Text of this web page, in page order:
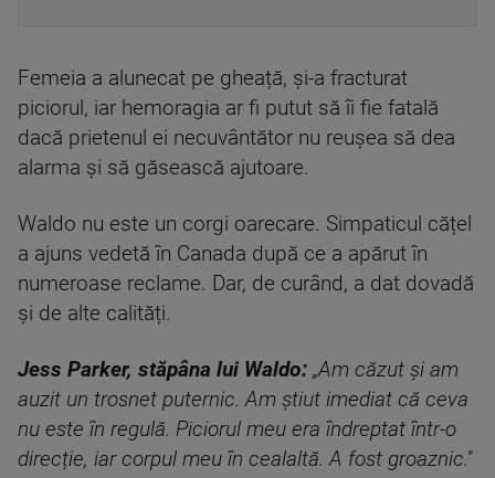
Femeia a alunecat pe gheață, și-a fracturat
piciorul, iar hemoragia ar fi putut să îi fie fatală
dacă prietenul ei necuvântător nu reușea să dea
alarma și să găsească ajutoare.
Waldo nu este un corgi oarecare. Simpaticul cățel
a ajuns vedetă în Canada după ce a apărut în
numeroase reclame. Dar, de curând, a dat dovadă
și de alte calități.
Jess Parker, stăpâna lui Waldo: „Am căzut și am
auzit un trosnet puternic. Am știut imediat că ceva
nu este în regulă. Piciorul meu era îndreptat într-o
direcție, iar corpul meu în cealaltă. A fost groaznic."